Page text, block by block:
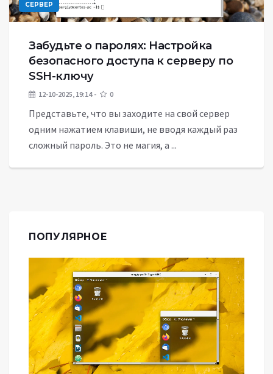
СЕРВЕР
Забудьте о паролях: Настройка
безопасного доступа к серверу по
SSH-ключу
12-10-2025, 19:14 0
Представьте, что вы заходите на свой сервер
одним нажатием клавиши, не вводя каждый раз
сложный пароль. Это не магия, а ...
ПОПУЛЯРНОЕ